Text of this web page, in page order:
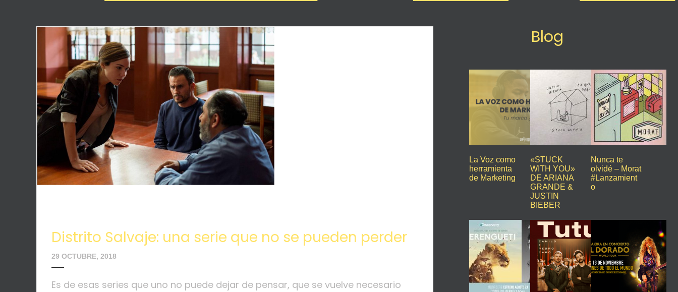
Distrito Salvaje: una serie que no se pueden perder
29 OCTUBRE, 2018
Es de esas series que uno no puede dejar de pensar, que se vuelve necesario
Blog
La Voz como
herramienta
de Marketing
«STUCK
WITH YOU»
DE ARIANA
GRANDE &
JUSTIN
BIEBER
Nunca te
olvidé – Morat
#Lanzamient
o